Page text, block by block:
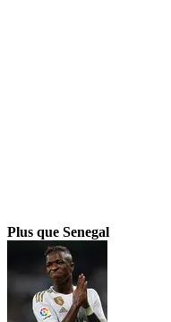
Plus que Senegal